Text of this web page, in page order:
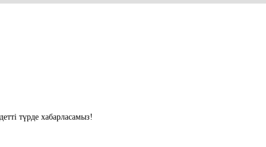
түрде хабарласамыз!